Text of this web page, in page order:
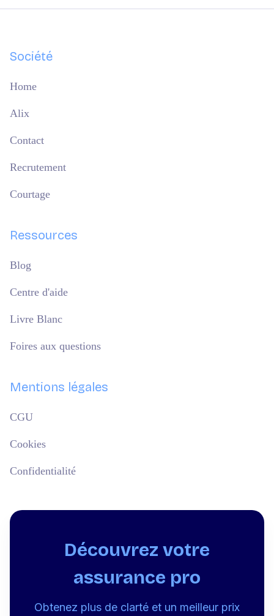
Société
Home
Alix
Contact
Recrutement
Courtage
Ressources
Blog
Centre d'aide
Livre Blanc
Foires aux questions
Mentions légales
CGU
Cookies
Confidentialité
Découvrez votre
assurance pro
Obtenez plus de clarté et un meilleur prix